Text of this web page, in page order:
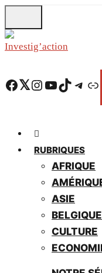
to
main
Facebook Twitter Instagram YouTube TikTok Telegram Lien
RUBRIQUES
AFRIQUE
ASIE
BELGIQUE
CULTURE